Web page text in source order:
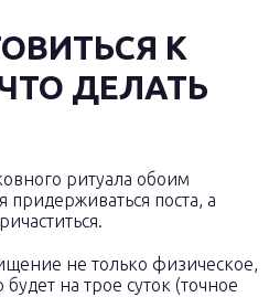
К
ДЕЛАТЬ
ритуала обоим
придерживаться поста, а
не только физическое,
на трое суток (точное